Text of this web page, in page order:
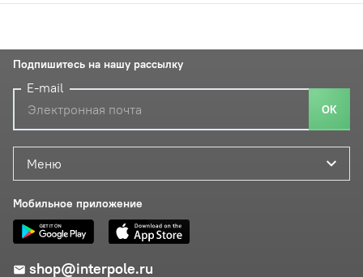
Меню
Мобильное приложение
shop@interpole.ru
Подпишитесь на нашу рассылку
E-mail
ОК